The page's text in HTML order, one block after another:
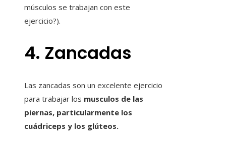
músculos se trabajan con este
ejercicio?).
4. Zancadas
Las zancadas son un excelente ejercicio
para trabajar los musculos de las
piernas, particularmente los
cuádriceps y los glúteos.